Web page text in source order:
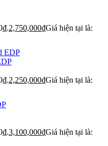
2,750,000₫Giá hiện tại là:
2,250,000₫Giá hiện tại là:
3,100,000₫Giá hiện tại là: